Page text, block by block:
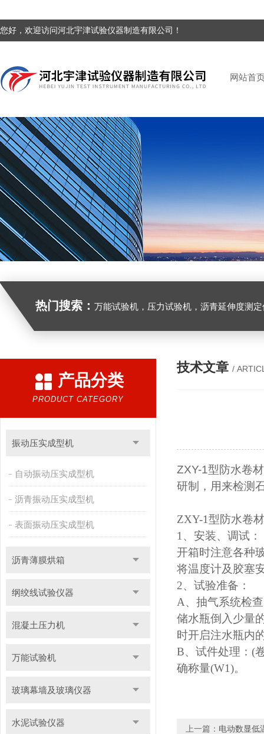
您好，欢迎访问河北宇津试验仪器制造有限公司！
网站首
热门搜索： 万能试验机，压力试验机，沥青延伸度测定仪，沥青混合料拌合机，全自动沥青混合料离心式抽提仪，马歇尔电动
产品分类
PRODUCT CATEGORY
振动压实成型机
自动振动压实成型机
沥青振动压实成型机
表面振动压实成型机
沥青薄膜烘箱
纲绞线试验仪器
混凝土压力机
万能试验机
玻璃幕墙及玻璃仪器
水泥试验仪器
技术文章 /
ZXY-1型防水卷
研制，用来检测
ZXY-1型防水卷
1 、安装、调试：
开箱时注意各种
将温度计及胶塞
2、试验准备：
A、抽气系统检
储水瓶倒入少量
时开启注水瓶内
B、试件处理：(
确称量(W1)。
上一篇： 电动数显低